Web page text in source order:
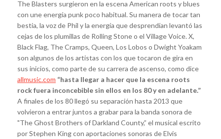
The Blasters surgieron en la escena American roots y blues
con une energía punk poco habitual. Su manera de tocar tan
bestia, la voz de Phil y la energía que desprendían levantó las
cejas de los plumillas de Rolling Stone o el Village Voice. X,
Black Flag, The Cramps, Queen, Los Lobos o Dwight Yoakam
son algunos de los artistas con los que tocaron de gira en
sus inicios, como parte de su carrera de ascenso, como dice
allmusic.com “hasta llegar a hacer que la escena roots
rock fuera inconcebible sin ellos en los 80 y en adelante.”
A finales de los 80 llegó su separación hasta 2013 que
volvieron a entrar juntos a grabar para la banda sonora de
"The Ghost Brothers of Darkland County,” el musical escrito
por Stephen King con aportaciones sonoras de Elvis